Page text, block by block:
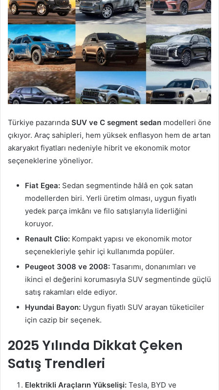
Türkiye pazarında SUV ve C segment sedan modelleri öne
çıkıyor. Araç sahipleri, hem yüksek enflasyon hem de artan
akaryakıt fiyatları nedeniyle hibrit ve ekonomik motor
seçeneklerine yöneliyor.
Fiat Egea: Sedan segmentinde hâlâ en çok satan
modellerden biri. Yerli üretim olması, uygun fiyatlı
yedek parça imkânı ve filo satışlarıyla liderliğini
koruyor.
Renault Clio: Kompakt yapısı ve ekonomik motor
seçenekleriyle şehir içi kullanımda popüler.
Peugeot 3008 ve 2008: Tasarımı, donanımları ve
ikinci el değerini korumasıyla SUV segmentinde güçlü
satış rakamları elde ediyor.
Hyundai Bayon: Uygun fiyatlı SUV arayan tüketiciler
için cazip bir seçenek.
2025 Yılında Dikkat Çeken
Satış Trendleri
Elektrikli Araçların Yükselişi: Tesla, BYD ve